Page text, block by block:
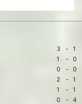
3 - 1
1 - 0
0 - 0
2 - 1
1 - 1
0 - 4